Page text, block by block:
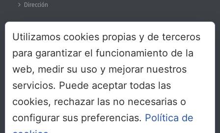
Dirección
SÍGUENOS
Utilizamos cookies propias y de terceros
para garantizar el funcionamiento de la
web, medir su uso y mejorar nuestros
servicios. Puede aceptar todas las
cookies, rechazar las no necesarias o
configurar sus preferencias. Política de